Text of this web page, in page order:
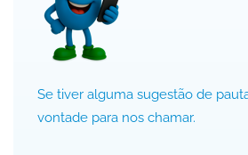
Se tiver alguma sugestão de
vontade para nos chamar.